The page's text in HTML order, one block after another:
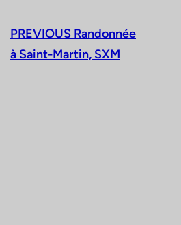
PREVIOUS Randonnée
à Saint-Martin, SXM